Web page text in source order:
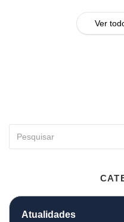
Ver
Atualidades